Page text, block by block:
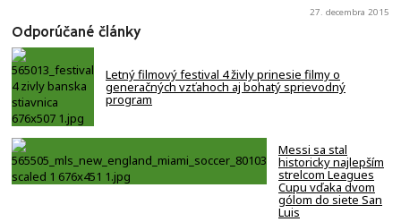
27. decembra 2015
Odporúčané články
Letný filmový festival 4 živly prinesie filmy o
generačných vzťahoch aj bohatý sprievodný
program
Messi sa stal
historicky najlepším
strelcom Leagues
Cupu vďaka dvom
gólom do siete San
Luis